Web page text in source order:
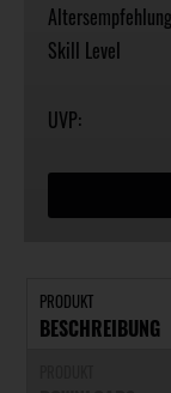
Skill Level
UVP:
PRODUKT
BESCHREIBUNG